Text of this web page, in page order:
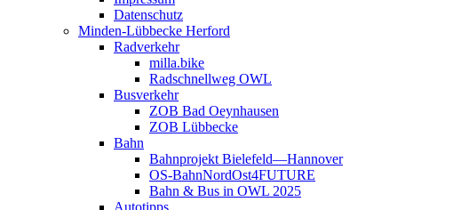
Datenschutz
Minden-Lübbecke Herford
Radverkehr
milla.bike
Radschnellweg OWL
Busverkehr
ZOB Bad Oeynhausen
ZOB Lübbecke
Bahn
Bahnprojekt Bielefeld—Hannover
OS-BahnNordOst4FUTURE
Bahn & Bus in OWL 2025
Autotipps